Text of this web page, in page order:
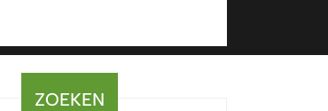
ZOEKEN